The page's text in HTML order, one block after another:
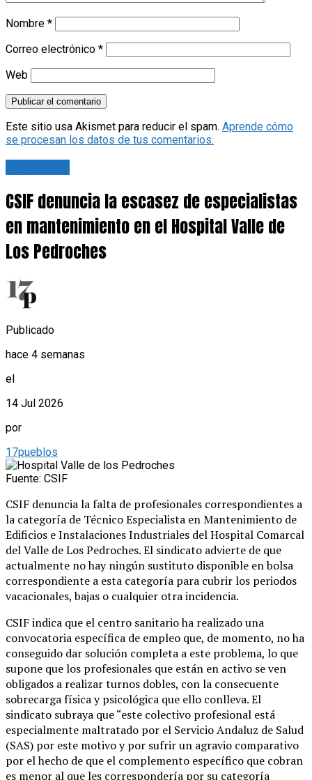
Nombre *
Correo electrónico *
Web
Este sitio usa Akismet para reducir el spam. Aprende cómo
se procesan los datos de tus comentarios.
CSIF denuncia la escasez de especialistas
en mantenimiento en el Hospital Valle de
Los Pedroches
Publicado
hace 4 semanas
el
14 Jul 2026
por
17pueblos
Fuente: CSIF
CSIF denuncia la falta de profesionales correspondientes a
la categoría de Técnico Especialista en Mantenimiento de
Edificios e Instalaciones Industriales del Hospital Comarcal
del Valle de Los Pedroches. El sindicato advierte de que
actualmente no hay ningún sustituto disponible en bolsa
correspondiente a esta categoría para cubrir los periodos
vacacionales, bajas o cualquier otra incidencia.
CSIF indica que el centro sanitario ha realizado una
convocatoria específica de empleo que, de momento, no ha
conseguido dar solución completa a este problema, lo que
supone que los profesionales que están en activo se ven
obligados a realizar turnos dobles, con la consecuente
sobrecarga física y psicológica que ello conlleva. El
sindicato subraya que “este colectivo profesional está
especialmente maltratado por el Servicio Andaluz de Salud
(SAS) por este motivo y por sufrir un agravio comparativo
por el hecho de que el complemento específico que cobran
es menor al que les correspondería por su categoría